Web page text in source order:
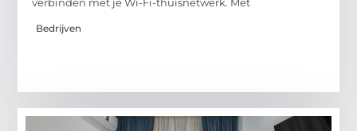
Bedrijven